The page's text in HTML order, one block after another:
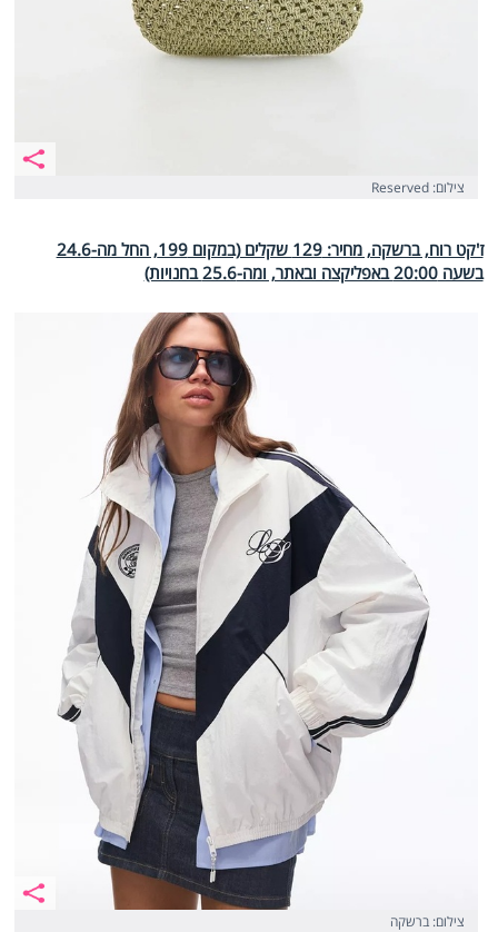
צילום: Reserved
ז'קט רוח, ברשקה, מחיר: 129 שקלים (במקום 199, החל מה-24.6
בשעה 20:00 באפליקצה ובאתר, ומה-25.6 בחנויות)
צילום: ברשקה